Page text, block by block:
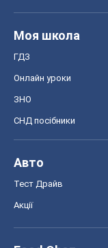
Моя школа
ГДЗ
Онлайн уроки
ЗНО
СНД посібники
Авто
Тест Драйв
Акції